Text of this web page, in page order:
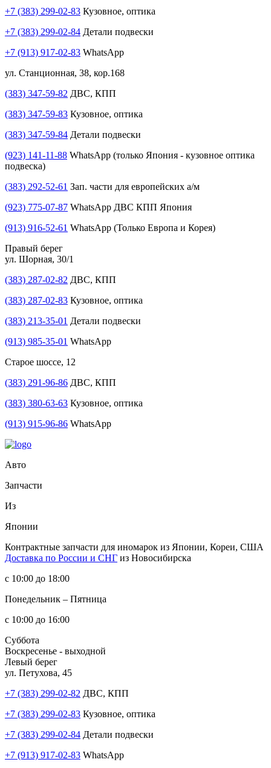
+7 (383) 299-02-83 Кузовное, оптика
+7 (383) 299-02-84 Детали подвески
+7 (913) 917-02-83 WhatsApp
ул. Станционная, 38, кор.168
(383) 347-59-82 ДВС, КПП
(383) 347-59-83 Кузовное, оптика
(383) 347-59-84 Детали подвески
(923) 141-11-88 WhatsApp (только Япония - кузовное оптика
подвеска)
(383) 292-52-61 Зап. части для европейских а/м
(923) 775-07-87 WhatsApp ДВС КПП Япония
(913) 916-52-61 WhatsApp (Только Европа и Корея)
Правый берег
ул. Шорная, 30/1
(383) 287-02-82 ДВС, КПП
(383) 287-02-83 Кузовное, оптика
(383) 213-35-01 Детали подвески
(913) 985-35-01 WhatsApp
Старое шоссе, 12
(383) 291-96-86 ДВС, КПП
(383) 380-63-63 Кузовное, оптика
(913) 915-96-86 WhatsApp
Авто
Запчасти
Из
Японии
Контрактные запчасти для иномарок из Японии, Кореи, США
Доставка по России и СНГ из Новосибирска
с 10:00 до 18:00
Понедельник – Пятница
с 10:00 до 16:00
Суббота
Воскресенье - выходной
Левый берег
ул. Петухова, 45
+7 (383) 299-02-82 ДВС, КПП
+7 (383) 299-02-83 Кузовное, оптика
+7 (383) 299-02-84 Детали подвески
+7 (913) 917-02-83 WhatsApp